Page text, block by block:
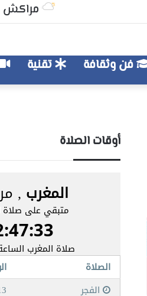
مراكش
فن وثقافة تقنية
أوقات الصلاة